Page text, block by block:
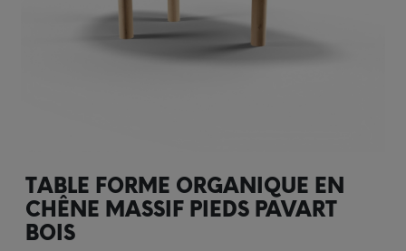
TABLE FORME ORGANIQUE EN
CHÊNE MASSIF PIEDS PAVART
BOIS